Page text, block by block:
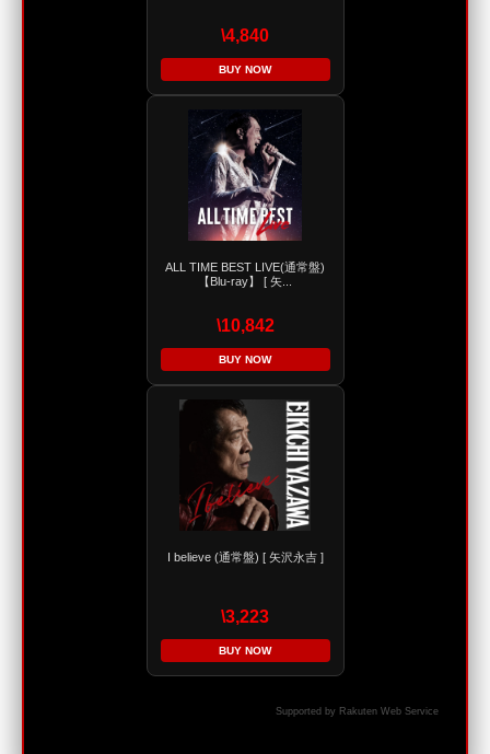
\4,840
BUY NOW
ALL TIME BEST LIVE(通常盤)
【Blu-ray】 [ 矢...
\10,842
BUY NOW
I believe (通常盤) [ 矢沢永吉 ]
\3,223
BUY NOW
Supported by Rakuten Web Service